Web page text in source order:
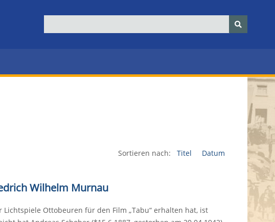
Sortieren nach: Titel Datum
Wilhelm Murnau
Lichtspiele Ottobeuren für den Film „Tabu“ erhalten hat, ist